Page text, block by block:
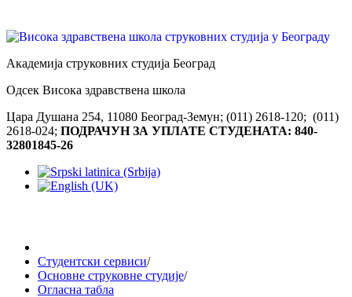
Академија струковних студија Београд
Одсек Висока здравствена школа
Цара Душана 254, 11080 Београд-Земун; (011) 2618-120; (011)
2618-024; ПОДРАЧУН ЗА УПЛАТЕ СТУДЕНАТА: 840-
32801845-26
Студентски сервиси/
Основне струковне студије/
Огласна табла